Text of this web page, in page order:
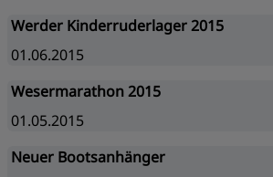
Werder Kinderruderlager 2015
01.06.2015
Wesermarathon 2015
01.05.2015
Neuer Bootsanhänger